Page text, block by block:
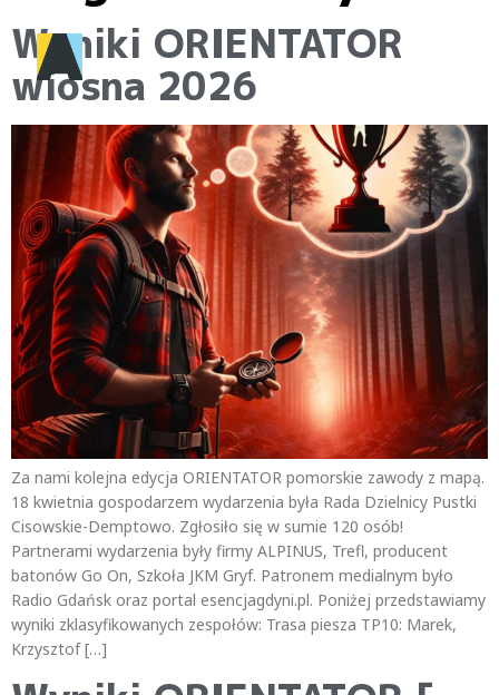
Wyniki ORIENTATOR
wiosna 2026
Za nami kolejna edycja ORIENTATOR pomorskie zawody z mapą.
18 kwietnia gospodarzem wydarzenia była Rada Dzielnicy Pustki
Cisowskie-Demptowo. Zgłosiło się w sumie 120 osób!
Partnerami wydarzenia były firmy ALPINUS, Trefl, producent
batonów Go On, Szkoła JKM Gryf. Patronem medialnym było
Radio Gdańsk oraz portal esencjagdyni.pl. Poniżej przedstawiamy
wyniki zklasyfikowanych zespołów: Trasa piesza TP10: Marek,
Krzysztof […]